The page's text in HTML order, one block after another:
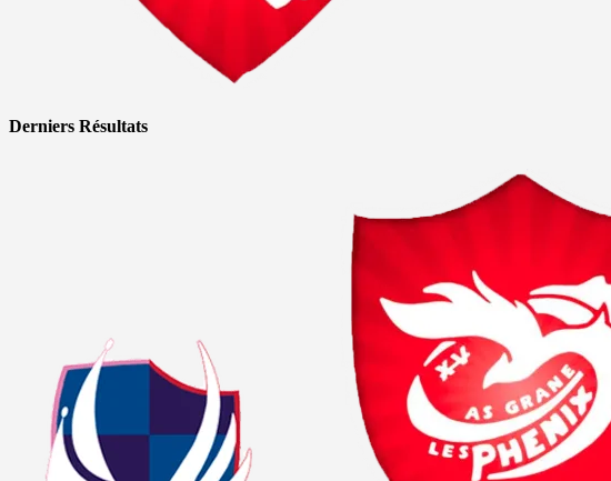
Derniers Résultats